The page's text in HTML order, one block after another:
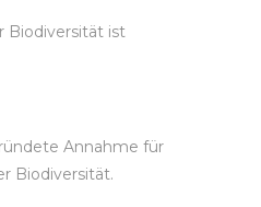
Biodiversität ist
Annahme für
Biodiversität.